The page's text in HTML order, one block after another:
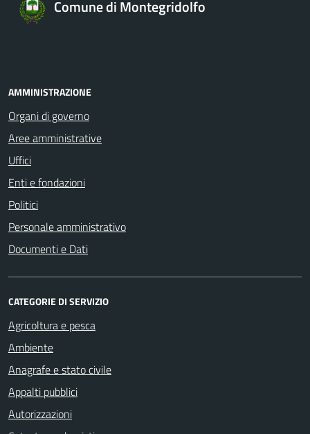
Comune di Montegridolfo
AMMINISTRAZIONE
Organi di governo
Aree amministrative
Uffici
Enti e fondazioni
Politici
Personale amministrativo
Documenti e Dati
CATEGORIE DI SERVIZIO
Agricoltura e pesca
Ambiente
Anagrafe e stato civile
Appalti pubblici
Autorizzazioni